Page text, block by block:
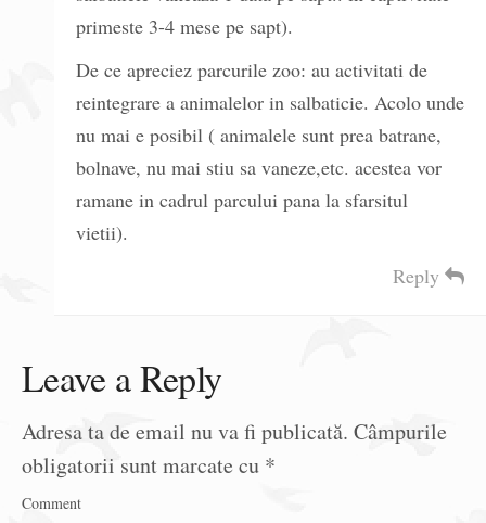
primeste 3-4 mese pe sapt).
De ce apreciez parcurile zoo: au activitati de
reintegrare a animalelor in salbaticie. Acolo unde
nu mai e posibil ( animalele sunt prea batrane,
bolnave, nu mai stiu sa vaneze,etc. acestea vor
ramane in cadrul parcului pana la sfarsitul
vietii).
Reply
Leave a Reply
Adresa ta de email nu va fi publicată. Câmpurile
obligatorii sunt marcate cu *
Comment